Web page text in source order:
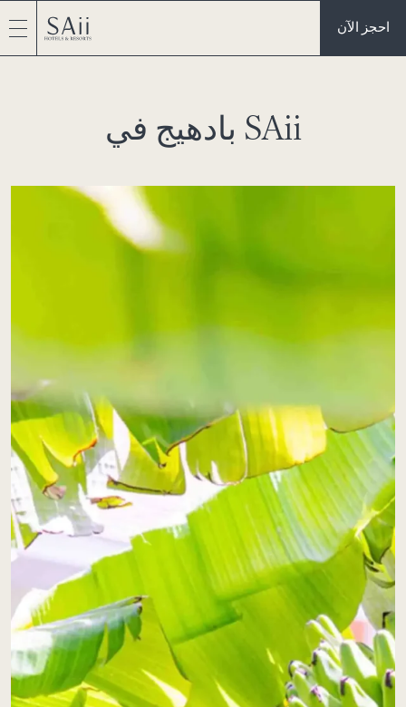
احجز الآن
بادهيج في SAii